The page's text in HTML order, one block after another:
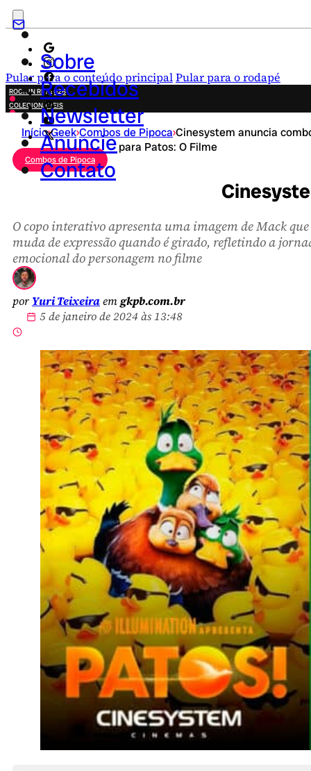
Pular para o conteúdo principalPular para o rodapé
Sobre
Recebidos
Newsletter
Anuncie
Contato
ROCK IN RIO 2026
COLECIONÁVEIS
FESTA JUNINA
NOVIDADES
CAMPANHAS CRIATIVAS
Início›Geek›Combos de Pipoca›Cinesystem anuncia
para Patos: O Filme
Combos de Pipoca
O copo interativo apresenta uma imagem de Mack que
muda de expressão quando é girado, refletindo a
emocional do personagem no filme
por Yuri Teixeiraemgkpb.com.br
5 de janeiro de 2024 às 13:48